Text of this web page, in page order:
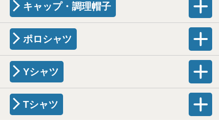
キャップ・調理帽子
ポロシャツ
Yシャツ
Tシャツ